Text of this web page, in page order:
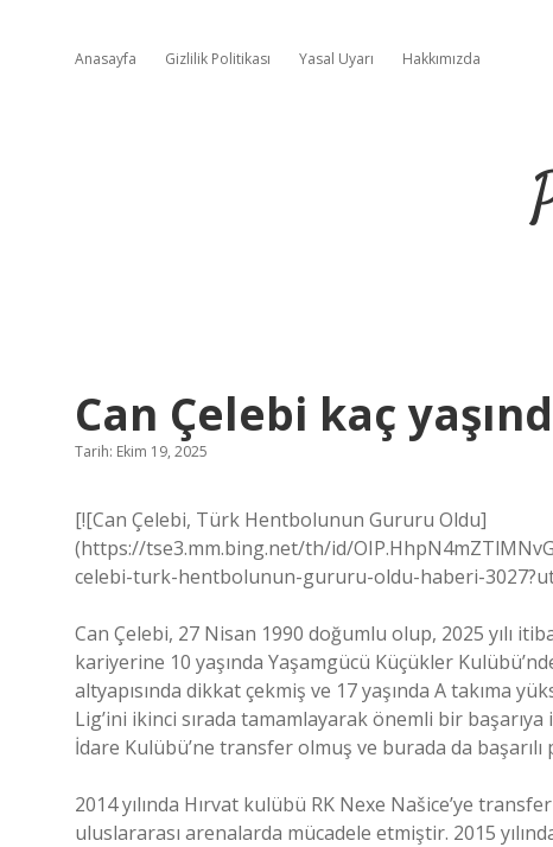
Anasayfa Gizlilik Politikası Yasal Uyarı Hakkımızda
Can Çelebi kaç
Tarih: Ekim 19, 2025
[![Can Çelebi, Türk Hentbolunun Gururu Oldu]
(https://tse3.mm.bing.net/th/id/
celebi-turk-hentbolunun-gururu-oldu-haberi-
Can Çelebi, 27 Nisan 1990 doğumlu olup, 2025 yılı
kariyerine 10 yaşında Yaşamgücü Küçükler
altyapısında dikkat çekmiş ve 17 yaşında A takıma
Lig’ini ikinci sırada tamamlayarak önemli bir
İdare Kulübü’ne transfer olmuş ve burada da
2014 yılında Hırvat kulübü RK Nexe Našice’ye
uluslararası arenalarda mücadele etmiştir. 2015